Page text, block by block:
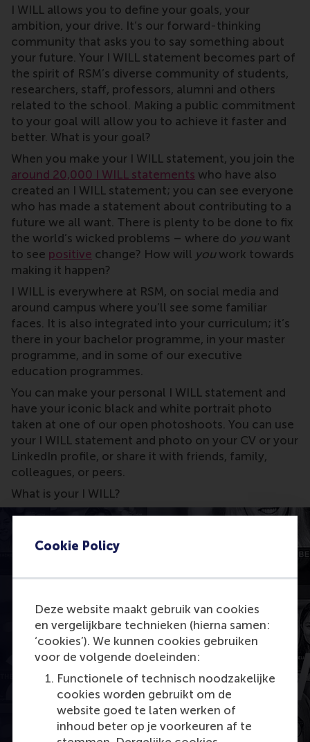
Cookie Policy
Deze website maakt gebruik van cookies
en vergelijkbare technieken (hierna samen:
‘cookies’). We kunnen cookies gebruiken
voor de volgende doeleinden:
Functionele of technisch noodzakelijke
cookies worden gebruikt om de
website goed te laten werken of
inhoud beter op je voorkeuren af te
I WILL allows you to define your goals, your
ambition, your drive. It’s our forward-thinking
community that asks you to say something about
your future. Your I WILL statement becomes part of
the spirit of RSM’s diverse community of students,
researchers, staff, professors, alumni and others
related to the school. Making a public commitment
to your goal will allow you to achieve it faster and
better. What is your goal?
When you make your I WILL statement, you join the
around 20,000 I WILL statements who have also
created an I WILL statement; you can see everyone
who has made a statement about contributing to a
future we all want. There is plenty to be done to fix
the world’s wicked problems – where do youwant
to see positive change? How will youwork towards
making it happen?
I WILL is everywhere at RSM, on social media and
around campus where you’ll see some familiar
faces. It is also integrated into your curriculum; it’s
there in your bachelor programme, in your master
programme, and in some of our executive
education programmes.
You can make your personal I WILL statement and
have your iconic black and white portrait photo
taken at one of our open photoshoots. You can use
your I WILL statement and photo on your CV or your
LinkedIn profile, or share it with friends, family,
colleagues, or peers.
What is your I WILL?
Open popup met video